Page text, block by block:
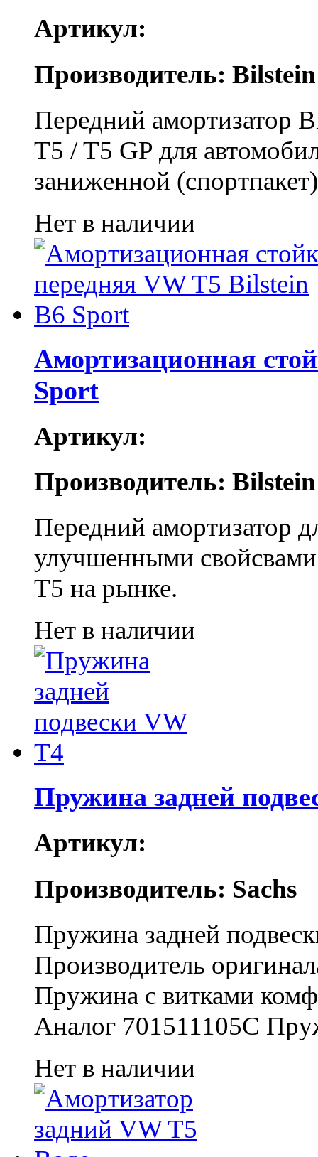
Артикул:
Производитель: Bilstein
Передний амортизатор
T5 / T5 GP для
заниженной
Нет в наличии
Амортизационная
Sport
Артикул:
Производитель: Bilstein
Передний амортизатор
улучшенными
Т5 на рынке.
Нет в наличии
Пружина задней
Артикул:
Производитель: Sachs
Пружина задней
Производитель
Пружина с витками
Аналог 701511105C
Нет в наличии